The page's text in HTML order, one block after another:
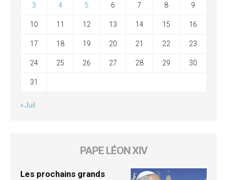
3 4 5 6 7 8 9
10 11 12 13 14 15 16
17 18 19 20 21 22 23
24 25 26 27 28 29 30
31
« Juil
PAPE LÉON XIV
Les prochains grands